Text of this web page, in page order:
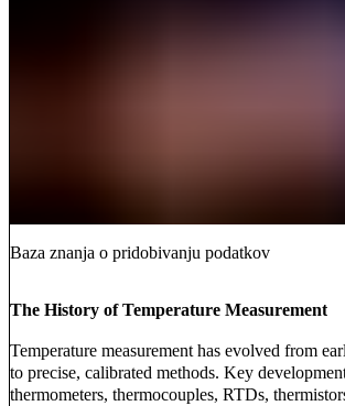
Baza znanja o pridobivanju podatkov
The History of Temperature Measurement
Temperature measurement has evolved from
to precise, calibrated methods. Key
thermometers, thermocouples, RTDs,